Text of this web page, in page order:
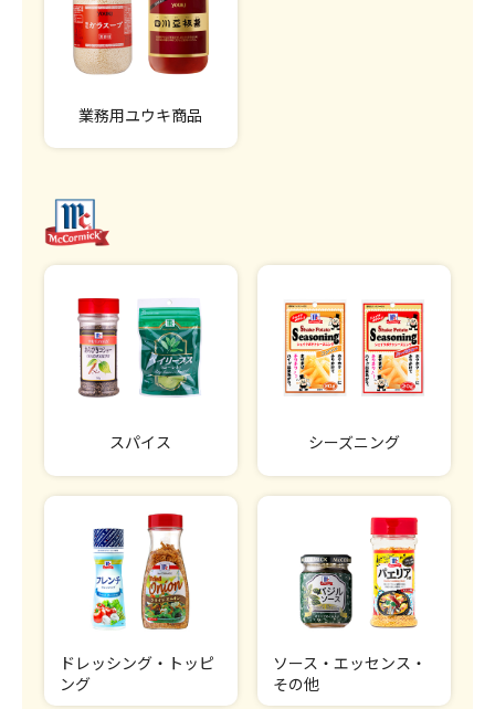
業務用ユウキ商品
スパイス シーズニング
ドレッシング・トッピ
ング
ソース・エッセンス・
その他